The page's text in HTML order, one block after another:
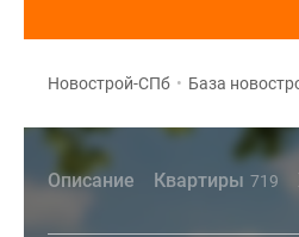
Новострой-СПб • База
Описание Квартиры 719